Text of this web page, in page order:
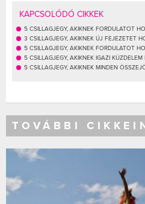
KAPCSOLÓDÓ CIKKEK
5 CSILLAGJEGY, AKIKNEK FORDULATOT
3 CSILLAGJEGY, AKIKNEK ÚJ FEJEZETET
5 CSILLAGJEGY, AKIKNEK FORDULATOT
5 CSILLAGJEGY, AKIKNEK IGAZI
5 CSILLAGJEGY, AKIKNEK MINDEN
TOVÁBBI